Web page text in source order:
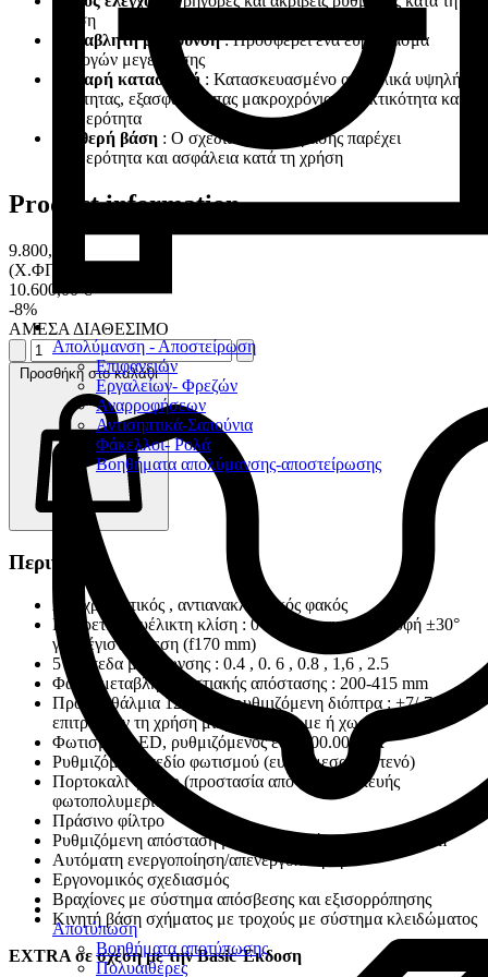
Απολύμανση - Αποστείρωση
Επιφανειών
Εργαλείων- Φρεζών
Αναρροφήσεων
Αντισηπτικά-Σαπούνια
Φάκελλοι- Ρολά
Βοηθήματα απολύμανσης-αποστείρωσης
Αποτύπωση
Βοηθήματα αποτύπωσης
Πολυαιθέρες
χρήση
Μεταβλητή μεγέθυνση: Προσφέρει ένα ευρύ φάσμα
επιλογών μεγέθυνσης
Στιβαρή κατασκευή : Κατασκευασμένο από υλικά υψηλής
ποιότητας, εξασφαλίζοντας μακροχρόνια ανθεκτικότητα και
σταθερότητα
Σταθερή βάση : Ο σχεδιασμός της βάσης παρέχει
σταθερότητα και ασφάλεια κατά τη χρήση
Product information
9.800,00 €
(Χ.ΦΠΑ)
10.600,00 €
-8%
ΑΜΕΣΑ ΔΙΑΘΕΣΙΜΟ
Προσθήκη στο καλάθι
Περιγραφή
Αποχρωματικός , αντιανακλαστικός φακός
Εξαιρετικά ευέλικτη κλίση : 0 – 180° και περιστροφή ±30°
για μέγιστη άνεση (f170 mm)
5 Επίπεδα μεγέθυνσης : 0.4 , 0. 6 , 0.8 , 1,6 , 2.5
Φακοί μεταβλητής εστιακής απόστασης : 200-415 mm
Προσοφθάλμια 12,5 x με ρυθμιζόμενη διόπτρα : +7/-7 που
επιτρέπουν τη χρήση μικροσκοπίου με ή χωρίς γυαλιά
Φωτισμός LED, ρυθμιζόμενος έως 100.000 lux
Ρυθμιζόμενο πεδίο φωτισμού (ευρύ, μεσαίο, στενό)
Πορτοκαλί φίλτρο (προστασία από φως συσκευής
φωτοπολυμερισμού)
Πράσινο φίλτρο
Ρυθμιζόμενη απόσταση μεταξύ των κόρων : 55 – 75 mm
Αυτόματη ενεργοποίηση/απενεργοποίηση
Εργονομικός σχεδιασμός
Βραχίονες με σύστημα απόσβεσης και εξισορρόπησης
Κινητή βάση σχήματος με τροχούς με σύστημα κλειδώματος
EXTRA σε σχέση με την Basic Έκδοση